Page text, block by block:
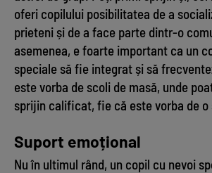
oferi copilului posibilitatea de a
prieteni și de a face parte dintr-o
asemenea, e foarte important ca un
speciale să fie integrat și să
este vorba de scoli de masă, unde
sprijin calificat, fie că este vorba de o
Suport emoțional
Nu în ultimul rând, un copil cu nevoi